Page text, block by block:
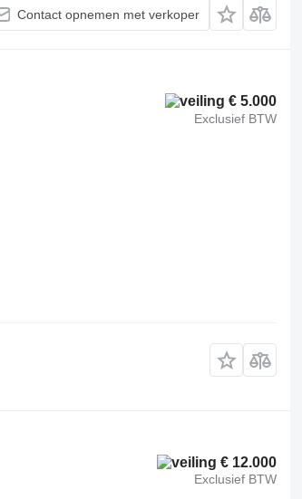
Contact opnemen met verkoper
€ 5.000
Exclusief BTW
€ 12.000
Exclusief BTW